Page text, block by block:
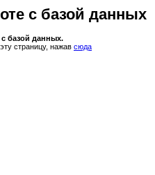
с базой данных
базой данных.
страницу, нажав сюда